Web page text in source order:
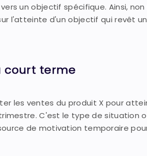
un objectif spécifique. Ainsi,
l'atteinte d'un objectif qui revêt
court terme
les ventes du produit X pour
C'est le type de situation
de motivation temporaire